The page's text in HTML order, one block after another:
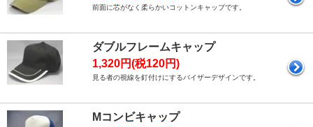
前面に芯がなく柔らかいコットンキャップです。
ダブルフレームキャップ
1,320円(税120円)
見る者の視線を釘付けにするバイザーデザインです。
Mコンビキャップ